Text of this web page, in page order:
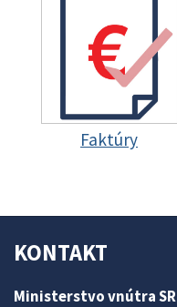
Faktúry
KONTAKT
Ministerstvo vnútra SR